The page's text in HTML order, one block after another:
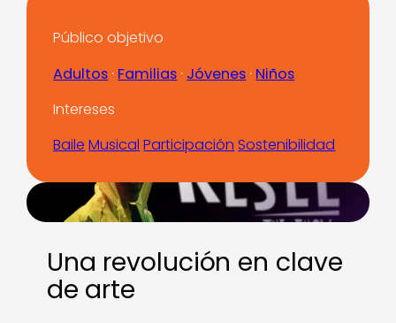
Público objetivo
Adultos · Familias · Jóvenes · Niños
Intereses
Baile Musical Participación Sostenibilidad
Una revolución en clave
de arte